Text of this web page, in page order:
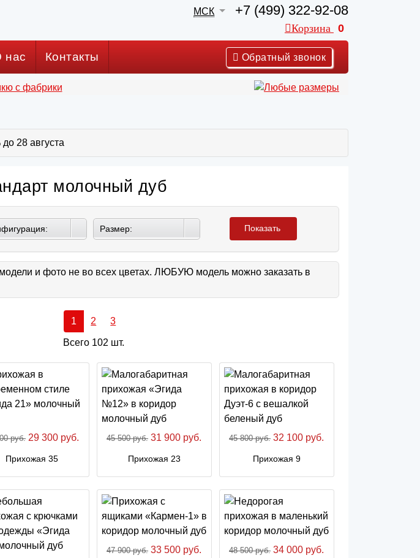
МСК +7 (499) 322-92-08
Корзина 0
нас Контакты Обратный звонок
28 августа
молочный дуб
Размер: Показать
и фото не во всех цветах. ЛЮБУЮ модель можно заказать в
1 2 3
Всего 102 шт.
руб. 29 300 руб.
Прихожая 35
45 500 руб. 31 900 руб.
Прихожая 23
45 800 руб. 32 100 руб.
Прихожая 9
47 900 руб. 33 500 руб. 48 500 руб. 34 000 руб.